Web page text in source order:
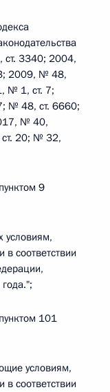
3340; 2004,
2009, № 48,
№ 1, ст. 7;
№ 48, ст. 6660;
№ 40,
20; № 32,
9
условиям,
соответствии
101
условиям,
соответствии